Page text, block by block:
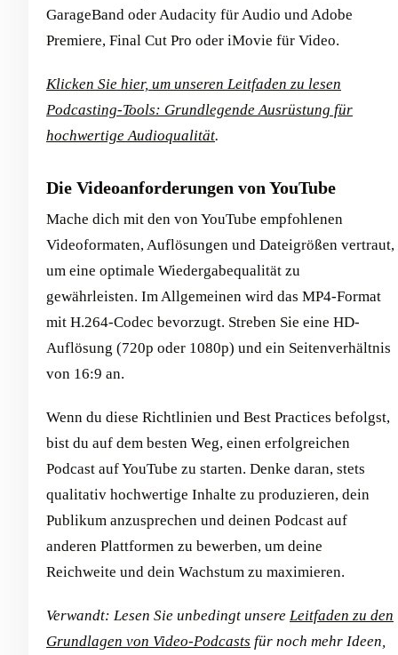
GarageBand oder Audacity für Audio und Adobe
Premiere, Final Cut Pro oder iMovie für Video.
Klicken Sie hier, um unseren Leitfaden zu lesen
Podcasting-Tools: Grundlegende Ausrüstung für
hochwertige Audioqualität.
Die Videoanforderungen von YouTube
Mache dich mit den von YouTube empfohlenen
Videoformaten, Auflösungen und Dateigrößen vertraut,
um eine optimale Wiedergabequalität zu
gewährleisten. Im Allgemeinen wird das MP4-Format
mit H.264-Codec bevorzugt. Streben Sie eine HD-
Auflösung (720p oder 1080p) und ein Seitenverhältnis
von 16:9 an.
Wenn du diese Richtlinien und Best Practices befolgst,
bist du auf dem besten Weg, einen erfolgreichen
Podcast auf YouTube zu starten. Denke daran, stets
qualitativ hochwertige Inhalte zu produzieren, dein
Publikum anzusprechen und deinen Podcast auf
anderen Plattformen zu bewerben, um deine
Reichweite und dein Wachstum zu maximieren.
Verwandt: Lesen Sie unbedingt unsere Leitfaden zu den
Grundlagen von Video-Podcasts für noch mehr Ideen,